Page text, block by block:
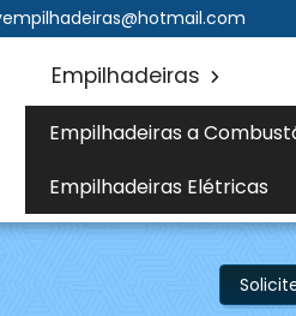
Empilhadeiras
Empilhadeiras a
Empilhadeiras Elétricas